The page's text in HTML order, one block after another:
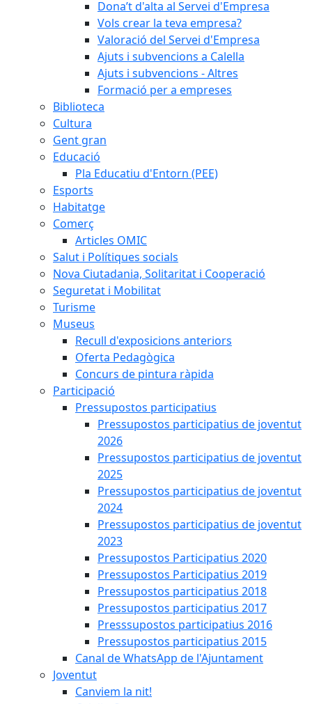
Dona’t d'alta al Servei d'Empresa
Vols crear la teva empresa?
Valoració del Servei d'Empresa
Ajuts i subvencions a Calella
Ajuts i subvencions - Altres
Formació per a empreses
Biblioteca
Cultura
Gent gran
Educació
Pla Educatiu d'Entorn (PEE)
Esports
Habitatge
Comerç
Articles OMIC
Salut i Polítiques socials
Nova Ciutadania, Solitaritat i Cooperació
Seguretat i Mobilitat
Turisme
Museus
Recull d'exposicions anteriors
Oferta Pedagògica
Concurs de pintura ràpida
Participació
Pressupostos participatius
Pressupostos participatius de joventut
2026
Pressupostos participatius de joventut
2025
Pressupostos participatius de joventut
2024
Pressupostos participatius de joventut
2023
Pressupostos Participatius 2020
Pressupostos Participatius 2019
Pressupostos participatius 2018
Pressupostos participatius 2017
Presssupostos participatius 2016
Pressupostos participatius 2015
Canal de WhatsApp de l'Ajuntament
Joventut
Canviem la nit!